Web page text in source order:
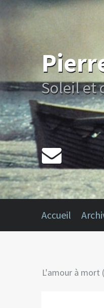
Soleil et
Accueil
L'amour à mort